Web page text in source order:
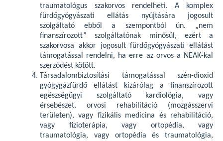
traumatológus szakorvos rendelheti. A komplex
fürdőgyógyászati ellátás nyújtására jogosult
szolgáltató ebből a szempontból ún. „nem
finanszírozott” szolgáltatónak minősül, ezért a
szakorvosa akkor jogosult fürdőgyógyászati ellátást
támogatással rendelni, ha erre az orvos a NEAK-kal
szerződést kötött.
Társadalombiztosítási támogatással szén-dioxid
gyógygázfürdő ellátást kizárólag a finanszírozott
egészségügyi szolgáltató kardiológia, vagy
érsebészet, orvosi rehabilitáció (mozgásszervi
területen), vagy fizikális medicina és rehabilitáció,
vagy fizioterápia, vagy ortopédia, vagy
traumatológia, vagy ortopédia és traumatológia,